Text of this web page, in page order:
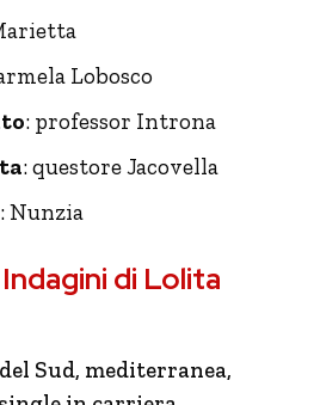
Lobosco
: professor Introna
: questore Jacovella
: Nunzia
di Lolita
Sud, mediterranea,